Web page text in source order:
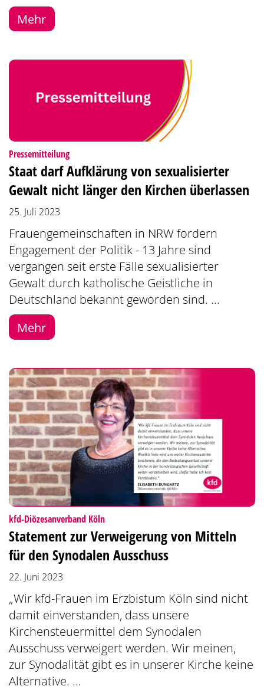
Mehr
Pressemitteilung:
Staat darf Aufklärung von sexualisierter
Gewalt nicht länger den Kirchen überlassen
25. Juli 2023
Frauengemeinschaften in NRW fordern
Engagement der Politik - 13 Jahre sind
vergangen seit erste Fälle sexualisierter
Gewalt durch katholische Geistliche in
Deutschland bekannt geworden sind. ...
Mehr
kfd-Diözesanverband Köln:
Statement zur Verweigerung von Mitteln
für den Synodalen Ausschuss
22. Juni 2023
„Wir kfd-Frauen im Erzbistum Köln sind nicht
damit einverstanden, dass unsere
Kirchensteuermittel dem Synodalen
Ausschuss verweigert werden. Wir meinen,
zur Synodalität gibt es in unserer Kirche keine
Alternative. ...